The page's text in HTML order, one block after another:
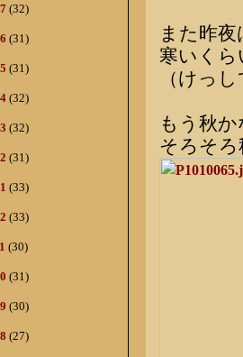
(32)
(31)
(31)
(32)
(32)
(31)
(33)
(33)
(30)
(31)
(30)
(27)
また昨
寒いく
（けっ
もう秋
そろそ